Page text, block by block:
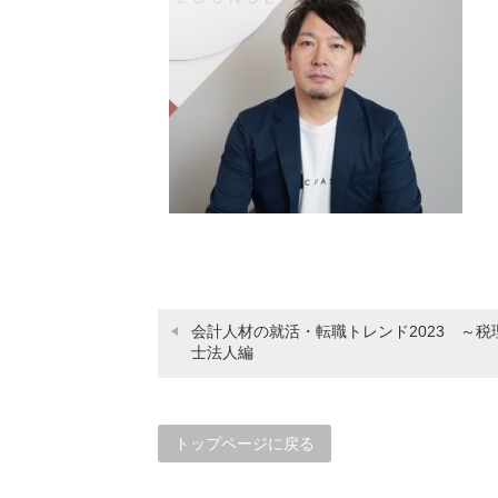
会計人材の就活・転職トレンド2023 ～税
士法人編
トップページに戻る